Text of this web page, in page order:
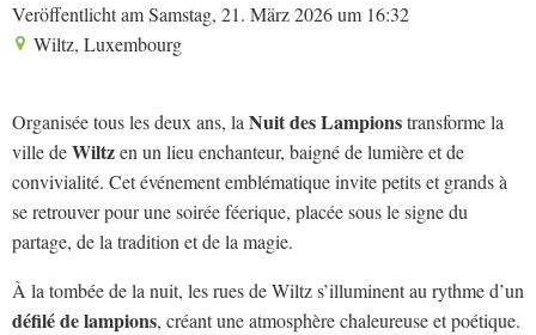
Veröffentlicht am Samstag, 21. März 2026 um 16:32
Wiltz, Luxembourg
Organisée tous les deux ans, la Nuit des Lampionstransforme la
ville deWiltzen un lieu enchanteur, baigné de lumière et de
convivialité. Cet événement emblématique invite petits et grands à
se retrouver pour une soirée féerique, placée sous le signe du
partage, de la tradition et de la magie.
À la tombée de la nuit, les rues de Wiltz s’illuminent au rythme d’un
défilé de lampions, créant une atmosphère chaleureuse et poétique.